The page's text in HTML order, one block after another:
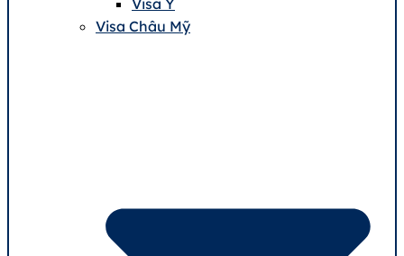
Visa Châu Mỹ